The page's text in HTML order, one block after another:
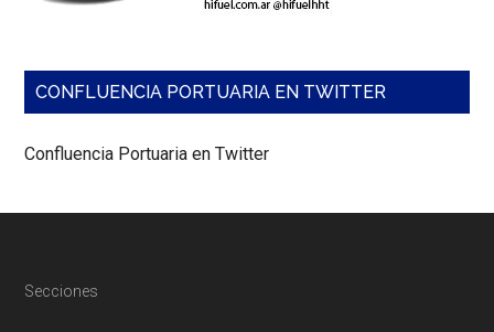
CONFLUENCIA PORTUARIA EN TWITTER
Confluencia Portuaria en Twitter
Footer
Secciones